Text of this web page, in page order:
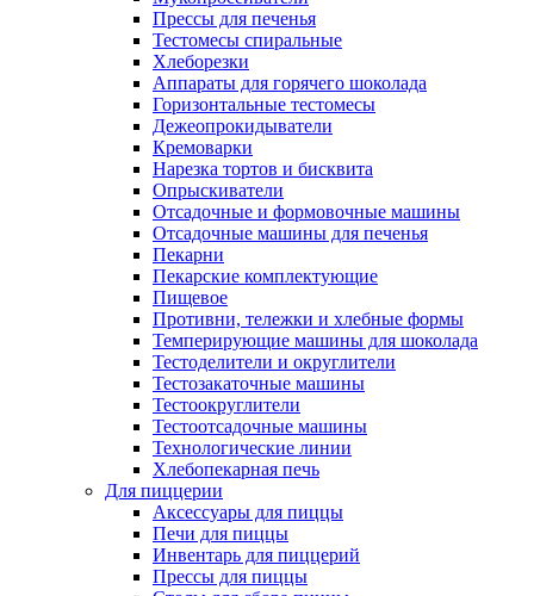
Прессы для печенья
Тестомесы спиральные
Хлеборезки
Аппараты для горячего шоколада
Горизонтальные тестомесы
Дежеопрокидыватели
Кремоварки
Нарезка тортов и бисквита
Опрыскиватели
Отсадочные и формовочные машины
Отсадочные машины для печенья
Пекарни
Пекарские комплектующие
Пищевое
Противни, тележки и хлебные формы
Темперирующие машины для шоколада
Тестоделители и округлители
Тестозакаточные машины
Тестоокруглители
Тестоотсадочные машины
Технологические линии
Хлебопекарная печь
Для пиццерии
Аксессуары для пиццы
Печи для пиццы
Инвентарь для пиццерий
Прессы для пиццы